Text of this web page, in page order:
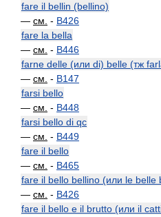
fare il bellin (bellino)
— см. - B426
fare la bella
— см. - B446
farne delle (или di) belle (тж
— см. - B147
farsi bello
— см. - B448
farsi bello di qc
— см. - B449
fare il bello
— см. - B465
fare il bello bellino (или le belle
— см. - B426
fare il bello e il brutto (или il